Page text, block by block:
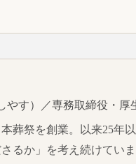
やす）／専務取締役・厚
葬祭を創業。以来25年
るか」を考え続けていま